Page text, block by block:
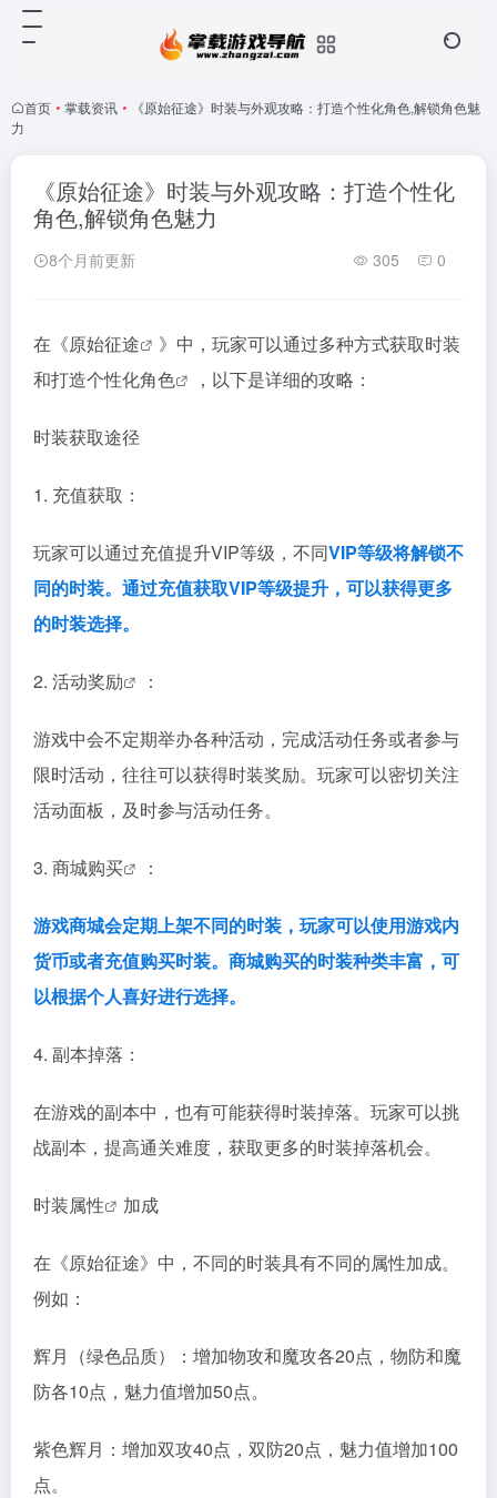
首页 • 掌载资讯 •
《原始征途》时装与外观攻略：打造个性化角色,解锁角色魅
力
《原始征途》时装与外观攻略：打造个性化
角色,解锁角色魅力
8个月前更新 305 0
在《原始征途
》中，玩家可以通过多种方式获取时装
和打造个性化角色 ，以下是详细的攻略：
时装获取途径
1. 充值获取：
玩家可以通过充值提升VIP等级，不同VIP等级将解锁不
同的时装。通过充值获取VIP等级提升，可以获得更多
的时装选择。
2. 活动奖励 ：
游戏中会不定期举办各种活动，完成活动任务或者参与
限时活动，往往可以获得时装奖励。玩家可以密切关注
活动面板，及时参与活动任务。
3. 商城购买 ：
游戏商城会定期上架不同的时装，玩家可以使用游戏内
货币或者充值购买时装。 商城购买的时装种类丰富，可
以根据个人喜好进行选择。
4. 副本掉落：
在游戏的副本中，也有可能获得时装掉落。玩家可以挑
战副本，提高通关难度，获取更多的时装掉落机会。
时装属性 加成
在《原始征途》中，不同的时装具有不同的属性加成。
例如：
辉月（绿色品质）：增加物攻和魔攻各20点，物防和魔
防各10点，魅力值增加50点。
紫色辉月：增加双攻40点，双防20点，魅力值增加100
点。